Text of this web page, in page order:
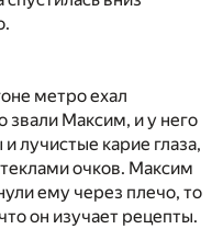
метро ехал
звали Максим, и у него
лучистые карие глаза,
очков. Максим
ему через плечо, то
он изучает рецепты.